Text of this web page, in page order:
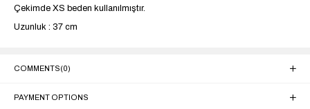
Çekimde XS beden kullanılmıştır.
Uzunluk : 37 cm
COMMENTS(0)
PAYMENT OPTIONS